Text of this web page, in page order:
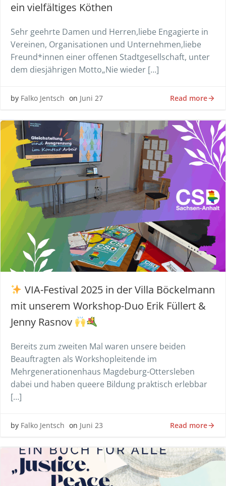
ein vielfältiges Köthen
Sehr geehrte Damen und Herren,liebe Engagierte in
Vereinen, Organisationen und Unternehmen,liebe
Freund*innen einer offenen Stadtgesellschaft, unter
dem diesjährigen Motto„Nie wieder […]
by Falko Jentsch on Juni 27 Read more
VIA-Festival 2025 in der Villa Böckelmann
mit unserem Workshop-Duo Erik Füllert &
Jenny Rasnov
Bereits zum zweiten Mal waren unsere beiden
Beauftragten als Workshopleitende im
Mehrgenerationenhaus Magdeburg-Ottersleben
dabei und haben queere Bildung praktisch erlebbar
[…]
by Falko Jentsch on Juni 23 Read more